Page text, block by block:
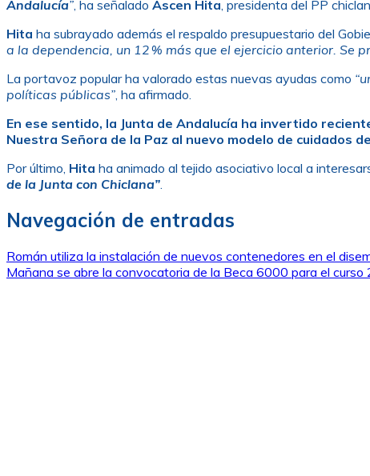
Andalucía” , ha señalado Ascen Hita , presidenta del PP
Hita ha subrayado además el respaldo presupuestario del
a la dependencia, un 12 % más que el ejercicio anterior. Se
La portavoz popular ha valorado estas nuevas ayudas como
políticas públicas” , ha afirmado.
En ese sentido, la Junta de Andalucía ha invertido
Nuestra Señora de la Paz al nuevo modelo de cuidados
Por último, Hita ha animado al tejido asociativo local a
de la Junta con Chiclana”
Navegación de entradas
Román utiliza la instalación de nuevos contenedores en el
Mañana se abre la convocatoria de la Beca 6000 para el